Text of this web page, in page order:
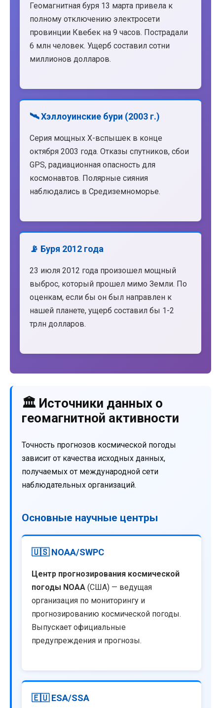
Геомагнитная буря 13 марта привела к
полному отключению электросети
провинции Квебек на 9 часов. Пострадали
6 млн человек. Ущерб составил сотни
миллионов долларов.
🛰️ Хэллоуинские бури (2003 г.)
Серия мощных X-вспышек в конце
октября 2003 года. Отказы спутников, сбои
GPS, радиационная опасность для
космонавтов. Полярные сияния
наблюдались в Средиземноморье.
📡 Буря 2012 года
23 июля 2012 года произошел мощный
выброс, который прошел мимо Земли. По
оценкам, если бы он был направлен к
нашей планете, ущерб составил бы 1-2
трлн долларов.
🏛️ Источники данных о
геомагнитной активности
Точность прогнозов космической погоды
зависит от качества исходных данных,
получаемых от международной сети
наблюдательных организаций.
Основные научные центры
🇺🇸 NOAA/SWPC
Центр прогнозирования космической
погоды NOAA (США) — ведущая
организация по мониторингу и
прогнозированию космической погоды.
Выпускает официальные
предупреждения и прогнозы.
🇪🇺 ESA/SSA